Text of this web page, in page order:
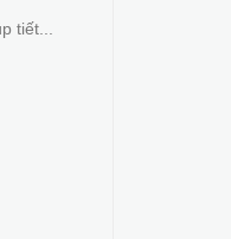
tiết...